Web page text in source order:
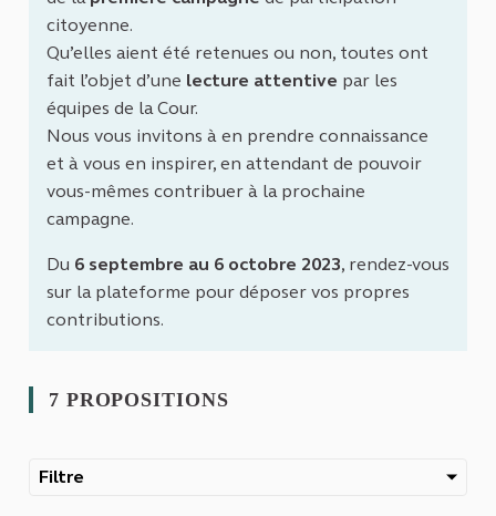
citoyenne.
Qu’elles aient été retenues ou non, toutes ont
fait l’objet d’une lecture attentive par les
équipes de la Cour.
Nous vous invitons à en prendre connaissance
et à vous en inspirer, en attendant de pouvoir
vous-mêmes contribuer à la prochaine
campagne.
Du 6 septembre au 6 octobre 2023, rendez-vous
sur la plateforme pour déposer vos propres
contributions.
7 PROPOSITIONS
Filtre